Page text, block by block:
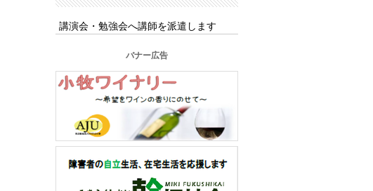
講演会・勉強会へ講師を派遣します
バナー広告